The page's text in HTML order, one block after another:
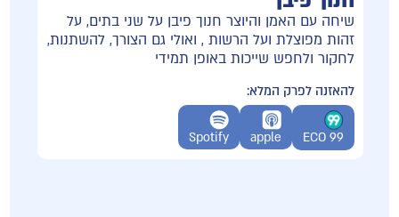
שיחה עם האמן והיוצר חנוך פיבן על שני בתים, על
זהות מפוצלת ועל הרשות , ואולי גם הצורך, להשתנות,
לחקור ולחפש שייכות באופן תמידי
להאזנה לפרק המלא:
ECO 99
apple
Spotify